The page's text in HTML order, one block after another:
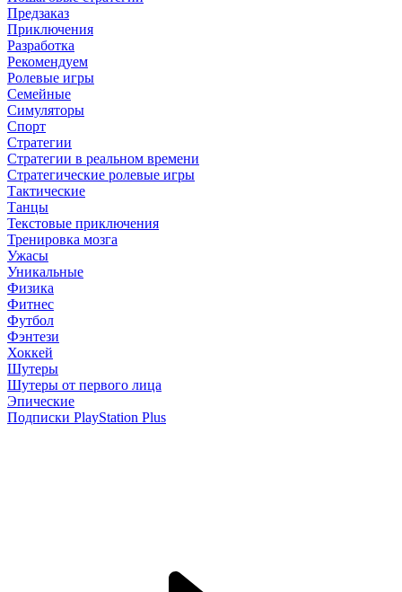
Предзаказ
Приключения
Разработка
Рекомендуем
Ролевые игры
Семейные
Симуляторы
Спорт
Стратегии
Стратегии в реальном времени
Стратегические ролевые игры
Тактические
Танцы
Текстовые приключения
Тренировка мозга
Ужасы
Уникальные
Физика
Фитнес
Футбол
Фэнтези
Хоккей
Шутеры
Шутеры от первого лица
Эпические
Подписки PlayStation Plus